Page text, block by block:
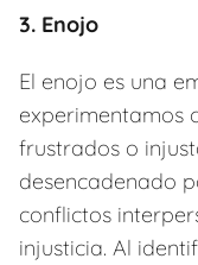
3. Enojo
El enojo es una
experimentamos
frustrados o
desencadenado
conflictos
injusticia. Al